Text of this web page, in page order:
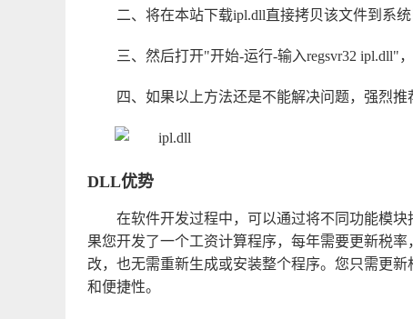
二、将在本站下载ipl.dll直接拷贝该文件到系统
三、然后打开"开始-运行-输入regsvr32 ipl.dll"
四、如果以上方法还是不能解决问题，强烈推
DLL优势
在软件开发过程中，可以通过将不同功能模
果您开发了一个工资计算程序，每年需要更新税
改，也无需重新生成或安装整个程序。您只需更
和便捷性。